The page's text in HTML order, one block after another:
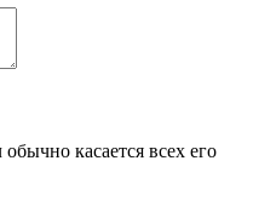
касается всех его